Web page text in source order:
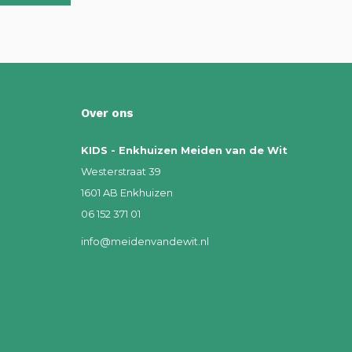
Over ons
KIDS - Enkhuizen Meiden van de Wit
Westerstraat 39
1601 AB Enkhuizen
06 152 371 01
info@meidenvandewit.nl